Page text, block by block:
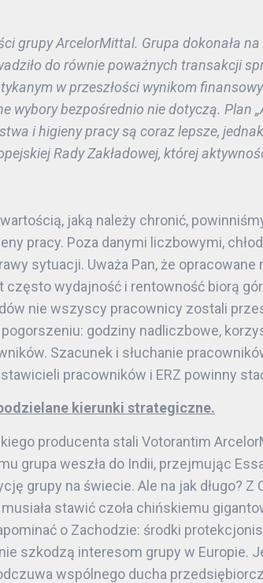
grupy ArcelorMittal. Grupa dokonała
do równie poważnych transakcji
w przeszłości wynikom
wybory bezpośrednio nie dotyczą. Plan
i higieny pracy są coraz lepsze,
Rady Zakładowej, której
jaką należy chronić,
pracy. Poza danymi liczbowymi,
sytuacji. Uważa Pan, że opracowane
wydajność i rentowność biorą
nie wszyscy pracownicy zostali
godziny nadliczbowe,
Szacunek i słuchanie
pracowników i ERZ powinny
kierunki strategiczne.
producenta stali Votorantim
grupa weszła do Indii, przejmując
grupy na świecie. Ale na jak długo?
stawić czoła chińskiemu
o Zachodzie: środki
szkodzą interesom grupy w Europie.
wspólnego ducha